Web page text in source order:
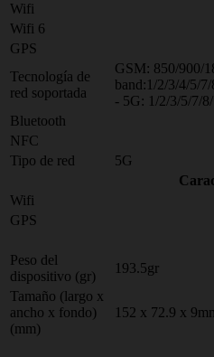
Wifi
Wifi 6
GPS
Tecnología de
red soportada
GSM: 850/900/
band:1/2/3/4/5/
- 5G: 1/2/3/5/7/
Bluetooth
NFC
Tipo de red
5G
Wifi
GPS
Peso del
dispositivo (gr)
193.5gr
Tamaño (largo x
ancho x fondo)
(mm)
152 x 72.9 x